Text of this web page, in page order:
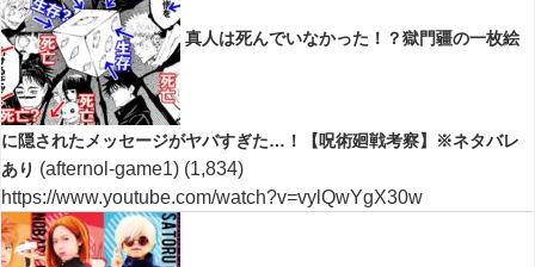
真人は死んでいなかった！？獄門疆の一枚絵
に隠されたメッセージがヤバすぎた…！【呪術廻戦考察】※ネタバレ
あり (afternol-game1) (1,834)
https://www.youtube.com/watch?v=vylQwYgX30w